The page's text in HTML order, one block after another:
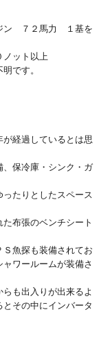
ン ７２馬力 １基を
ット以上
です。
経過しているとは思
、保冷庫・シンク・ガ
たりとしたスペース
布張のベンチシート
魚探も装備されてお
ワールームが装備さ
も出入りが出来るよ
その中にインバータ